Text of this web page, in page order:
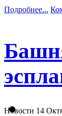
Подробнее...
Новости 14